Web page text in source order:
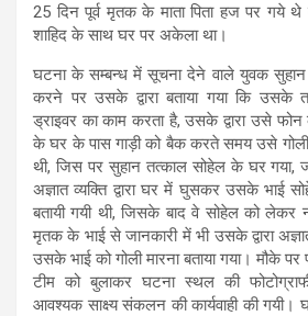
25 दिन पूर्व मृतक के माता पिता हज पर गये
शाहिद के साथ घर पर अकेला था।
घटना के सम्बन्ध में सूचना देने वाले युवक
करने पर उसके द्वारा बताया गया कि उसके
ड्राइवर का काम करता है, उसके द्वारा उसे
के घर के पास गाड़ी को बैक करते समय उसे
थी, जिस पर सुहान तत्काल सोहेल के घर
अज्ञात व्यक्ति द्वारा घर में घुसकर उसके भाई
बतायी गयी थी, जिसके बाद वे सोहेल को
मृतक के भाई से जानकारी में भी उसके द्वारा
उसके भाई को गोली मारना बताया गया। मौके
टीम को बुलाकर घटना स्थल की
आवश्यक साक्ष्य संकलन की कार्यवाही की